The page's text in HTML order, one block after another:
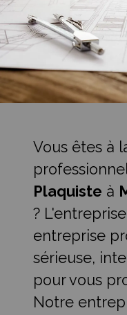
Vous êtes à
Plaquiste à
?
entreprise
sérieuse,
pour vous
Notre